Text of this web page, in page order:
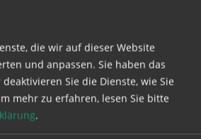
die Amazonien-Synode
in Rom angekündigt und die
Besuch im peruanischen
19. Jänner 2018
die wir auf dieser Website
und anpassen. Sie haben das
Sie die Dienste, wie Sie
mehr zu erfahren, lesen Sie bitte
.